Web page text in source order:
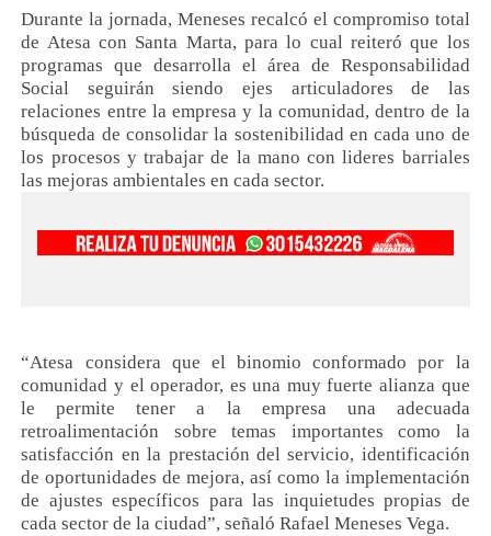
Durante la jornada, Meneses recalcó el compromiso total
de Atesa con Santa Marta, para lo cual reiteró que los
programas que desarrolla el área de Responsabilidad
Social seguirán siendo ejes articuladores de las
relaciones entre la empresa y la comunidad, dentro de la
búsqueda de consolidar la sostenibilidad en cada uno de
los procesos y trabajar de la mano con lideres barriales
las mejoras ambientales en cada sector.
“Atesa considera que el binomio conformado por la
comunidad y el operador, es una muy fuerte alianza que
le permite tener a la empresa una adecuada
retroalimentación sobre temas importantes como la
satisfacción en la prestación del servicio, identificación
de oportunidades de mejora, así como la implementación
de ajustes específicos para las inquietudes propias de
cada sector de la ciudad”, señaló Rafael Meneses Vega.